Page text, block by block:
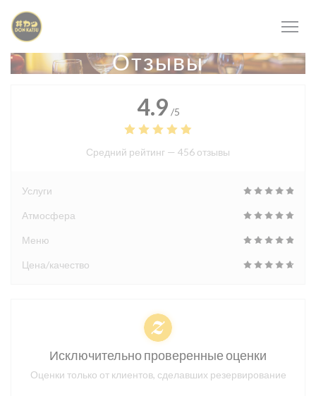
Панель управления cookies
Отзывы
4.9 /5
Средний рейтинг — 456 отзывы
Услуги
Атмосфера
Меню
Цена/качество
Исключительно проверенные оценки
Оценки только от клиентов, сделавших резервирование